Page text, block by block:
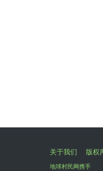
关于我们 版权
地球村民网携手